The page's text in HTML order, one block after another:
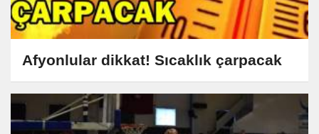
Afyonlular dikkat! Sıcaklık çarpacak